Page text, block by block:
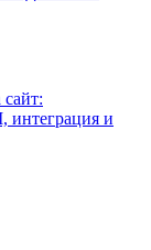
интеграция и